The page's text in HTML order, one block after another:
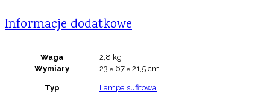
Informacje dodatkowe
Waga
2,8 kg
Wymiary
23 × 67 × 21,5 cm
Typ Lampa sufitowa